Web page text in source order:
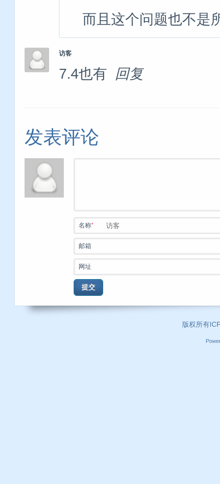
而且这个问题也不是
访客
7.4也有 回复
发表评论
名称*
邮箱
网址
提交
版权所有